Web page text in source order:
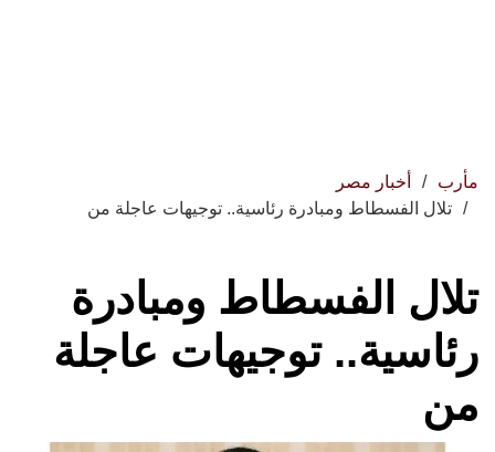
مأرب
أخبار مصر
تلال الفسطاط ومبادرة رئاسية.. توجيهات عاجلة من
تلال الفسطاط ومبادرة
رئاسية.. توجيهات عاجلة
من